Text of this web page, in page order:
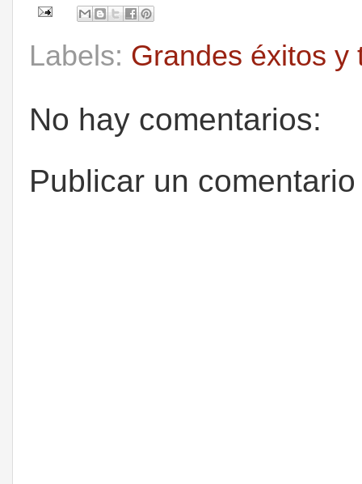
Labels: Grandes éxitos y
No hay comentarios:
Publicar un comentario